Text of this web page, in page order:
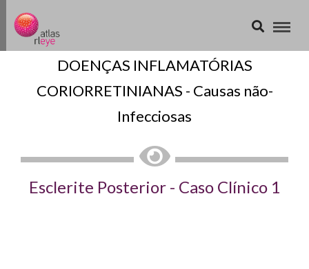
DOENÇAS INFLAMATÓRIAS
CORIORRETINIANAS - Causas não-
Infecciosas
Esclerite Posterior - Caso Clínico 1